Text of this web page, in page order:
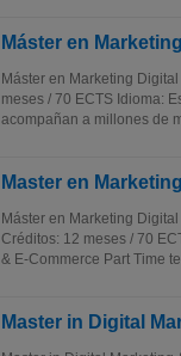
Máster en
Máster en Marketing
meses / 70 ECTS Idioma:
acompañan a millones de
Master en
Máster en Marketing
Créditos: 12 meses / 70
& E-Commerce Part Time
Master in Digital